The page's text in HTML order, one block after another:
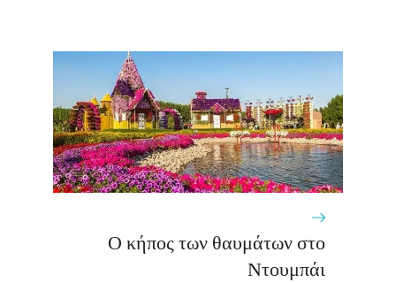
Ο κήπος των θαυμάτων στο
Ντουμπάι